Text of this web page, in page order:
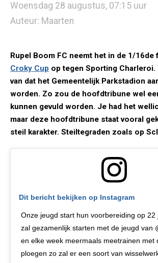
Woensdag 28 augustus, 07:15 uur
Auteur: Maarten
Rupel Boom FC neemt het in de 1/16de
Croky Cup op tegen Sporting
van dat het Gemeentelijk Parkstadion
worden. Zo zou de hoofdtribune wel
kunnen gevuld worden. Je had het
maar deze hoofdtribune staat vooral
steil karakter. Steiltegraden zoals op
Dit bericht bekijken op Instagram
Onze jeugd start hun voorbereiding op 22
zal gezamenlijk starten met de jeugd van
en elke week meermaals meetrainen met
ploegen zo zal er een soort van